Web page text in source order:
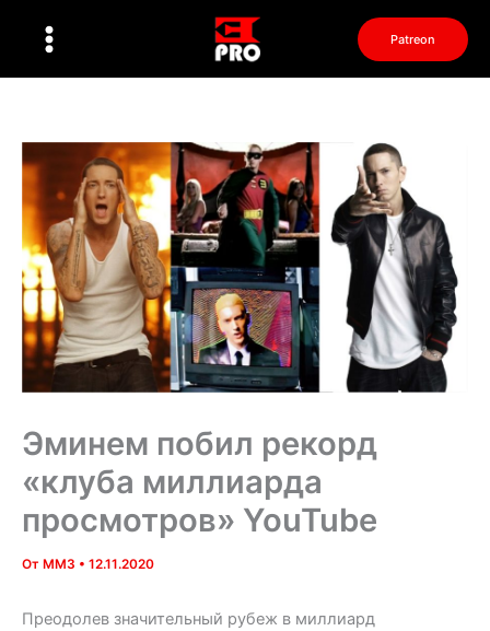
Patreon
Эминем побил рекорд
«клуба миллиарда
просмотров» YouTube
От MM3 • 12.11.2020
Преодолев значительный рубеж в миллиард